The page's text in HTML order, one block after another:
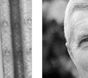
in